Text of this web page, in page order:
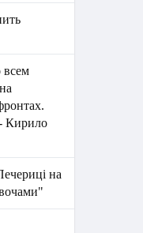
всем
Кирило
на